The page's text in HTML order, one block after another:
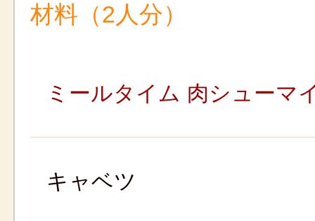
材料（2人分）
ミールタイム 肉シューマ
キャベツ